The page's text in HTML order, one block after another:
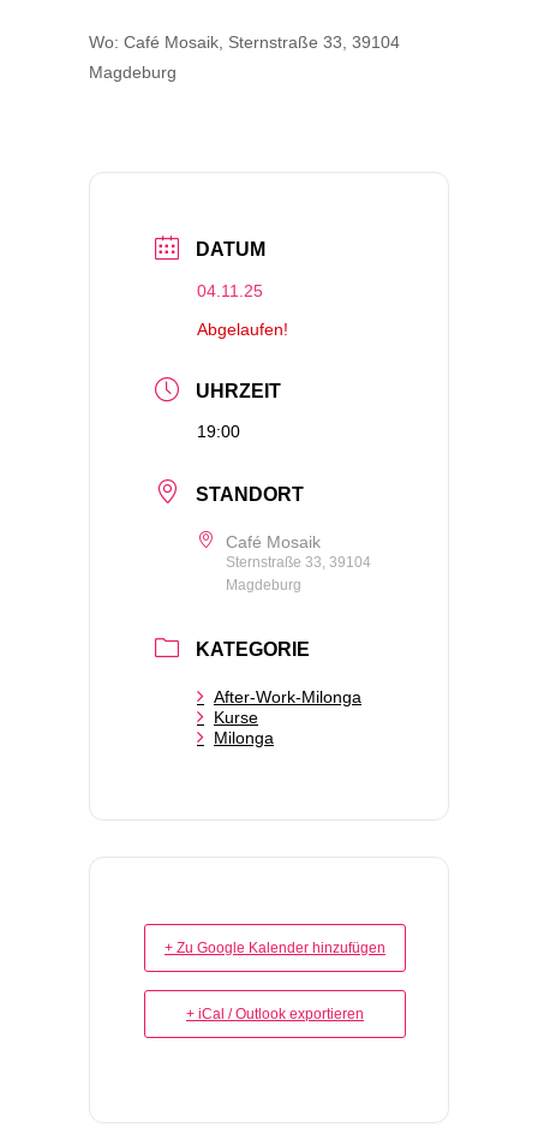
Wo: Café Mosaik, Sternstraße 33, 39104
Magdeburg
DATUM
04.11.25
Abgelaufen!
UHRZEIT
19:00
STANDORT
Café Mosaik
Sternstraße 33, 39104
Magdeburg
KATEGORIE
After-Work-Milonga
Kurse
Milonga
+ Zu Google Kalender hinzufügen
+ iCal / Outlook exportieren